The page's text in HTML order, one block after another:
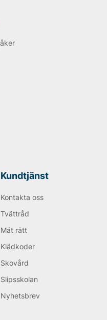
design erbjuder
stil och komfort – alltid
med ikoniska
design när
för att hitta dina
Kundtjänst
Kontakta oss
Tvättråd
Mät rätt
Klädkoder
Skovård
Slipsskolan
Nyhetsbrev